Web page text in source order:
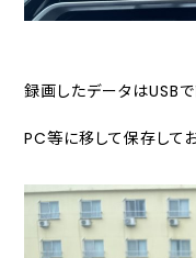
録画したデータはUSB
PC等に移して保存して